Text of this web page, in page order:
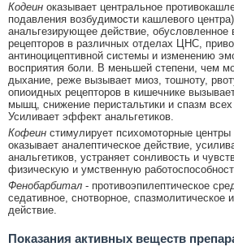
Кодеин оказывает центральное
подавления возбудимости кашлевого
анальгезирующее действие, обусловленное
рецепторов в различных отделах ЦНС,
антиноцицептивной системы и изменению
восприятия боли. В меньшей степени, чем
дыхание, реже вызывает миоз, тошноту,
опиоидных рецепторов в кишечнике
мышц, снижение перистальтики и спазм
Усиливает эффект анальгетиков.
Кофеин стимулирует психомоторные центры
оказывает аналептическое действие,
анальгетиков, устраняет сонливость и
физическую и умственную
Фенобарбитал - противоэпилептическое
седативное, снотворное,
действие.
Показания активных веществ